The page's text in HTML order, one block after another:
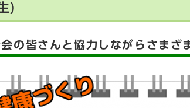
)
の皆さんと協力しながらさまざ